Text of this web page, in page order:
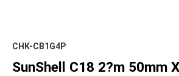
CHK-CB1G4P
SunShell C18 2?m 50mm